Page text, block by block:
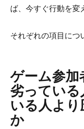
ば、今すぐ行動を変
それぞれの項目につ
ゲーム参加
劣っている
いる人より
か